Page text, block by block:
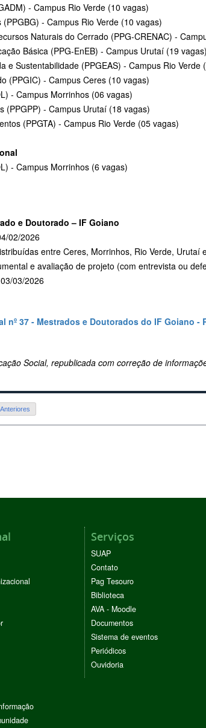
- Campus Rio Verde (10 vagas)
- Campus Rio Verde (10 vagas)
Naturais do Cerrado (PPG-CRENAC) -
Básica (PPG-EnEB) - Campus Urutaí (19 vagas)
e Sustentabilidade (PPGEAS) - Campus Rio Verde
(PPGIC) - Campus Ceres (10 vagas)
- Campus Morrinhos (06 vagas)
(PPGPP) - Campus Urutaí (18 vagas)
(PPGTA) - Campus Rio Verde (05 vagas)
- Campus Morrinhos (6 vagas)
e Doutorado – IF Goiano
02/2026
entre Ceres, Morrinhos, Rio Verde, Urutaí
e avaliação de projeto (com entrevista ou
03/2026
nº 37 - Mestrados e Doutorados do IF Goiano -
Social, republicada com correção de
Serviços
SUAP
Contato
Pag Tesouro
Biblioteca
AVA - Moodle
Documentos
Sistema de eventos
Periódicos
Ouvidoria